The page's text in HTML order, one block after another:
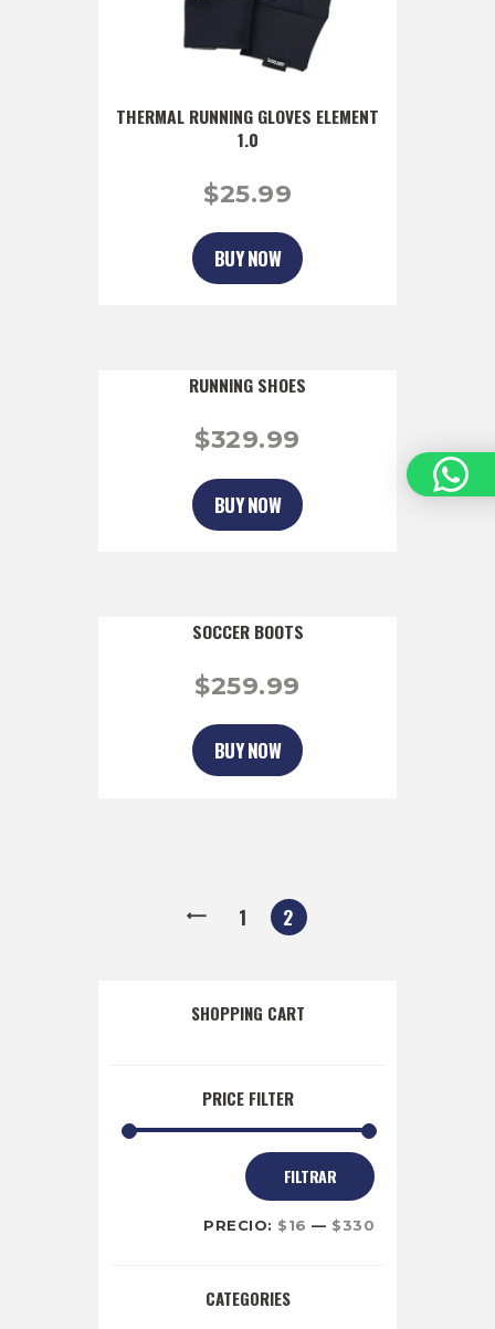
THERMAL RUNNING GLOVES ELEMENT
1.0
$25 99
BUY NOW
RUNNING SHOES
$329 99
BUY NOW
SOCCER BOOTS
$259 99
BUY NOW
1 2
SHOPPING CART
PRICE FILTER
Precio
mínimo
Precio
máximo
FILTRAR
PRECIO: $16 — $330
CATEGORIES